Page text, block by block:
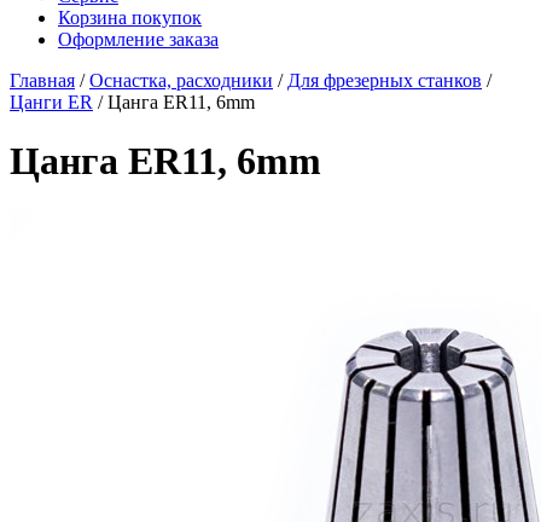
Корзина покупок
Оформление заказа
Главная /Оснастка, расходники / Для фрезерных станков /
Цанги ER / Цанга ER11, 6mm
Цанга ER11, 6mm